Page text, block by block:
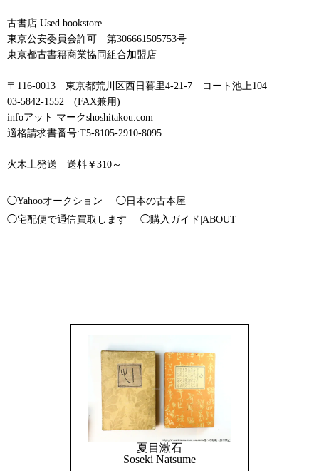
古書店 Used bookstore
東京公安委員会許可 第306661505753号
東京都古書籍商業協同組合加盟店
〒116-0013 東京都荒川区西日暮里4-21-7 コート池上104
03-5842-1552 (FAX兼用)
infoアット マークshoshitakou.com
適格請求書番号:T5-8105-2910-8095
火木土発送 送料￥310～
◯Yahooオークション
◯日本の古本屋
◯宅配便で通信買取します
◯購入ガイド|ABOUT
夏目漱石
Soseki Natsume